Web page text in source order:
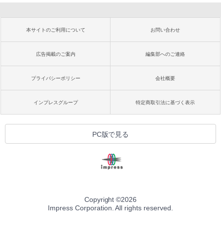
本サイトのご利用について お問い合わせ
広告掲載のご案内 編集部へのご連絡
プライバシーポリシー 会社概要
インプレスグループ 特定商取引法に基づく表示
PC版で見る
Copyright ©2026
Impress Corporation. All rights reserved.